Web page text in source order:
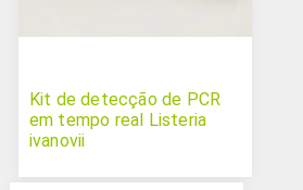
Kit de detecção de PCR
em tempo real Listeria
ivanovii